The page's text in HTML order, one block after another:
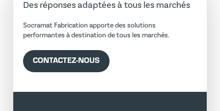
Des réponses adaptées à tous les marchés
Socramat Fabrication apporte des solutions
performantes à destination de tous les marchés.
CONTACTEZ-NOUS